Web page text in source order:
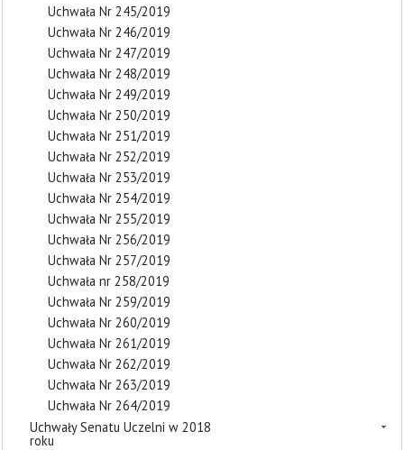
Uchwała Nr 245/2019
Uchwała Nr 246/2019
Uchwała Nr 247/2019
Uchwała Nr 248/2019
Uchwała Nr 249/2019
Uchwała Nr 250/2019
Uchwała Nr 251/2019
Uchwała Nr 252/2019
Uchwała Nr 253/2019
Uchwała Nr 254/2019
Uchwała Nr 255/2019
Uchwała Nr 256/2019
Uchwała Nr 257/2019
Uchwała nr 258/2019
Uchwała Nr 259/2019
Uchwała Nr 260/2019
Uchwała Nr 261/2019
Uchwała Nr 262/2019
Uchwała Nr 263/2019
Uchwała Nr 264/2019
Uchwały Senatu Uczelni w 2018
roku